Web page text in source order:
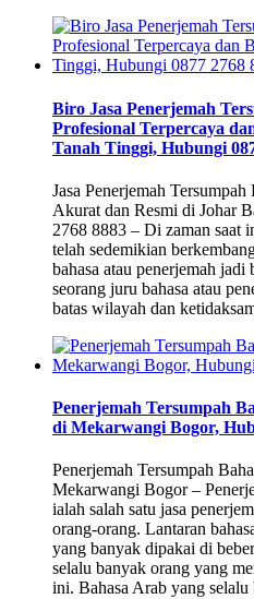
Biro Jasa Penerjemah
Profesional Terpercaya
Tanah Tinggi, Hubungi
Jasa Penerjemah
Akurat dan Resmi di Johar
2768 8883 – Di zaman saat
telah sedemikian
bahasa atau penerjemah
seorang juru bahasa atau
batas wilayah dan
Penerjemah Tersumpah
di Mekarwangi Bogor,
Penerjemah Tersumpah
Mekarwangi Bogor –
ialah salah satu jasa
orang-orang. Lantaran
yang banyak dipakai di
selalu banyak orang yang
ini. Bahasa Arab yang